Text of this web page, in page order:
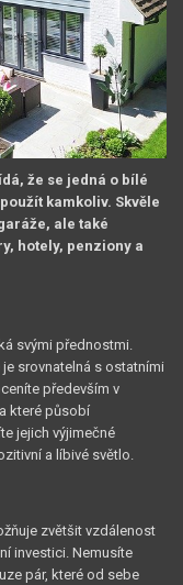
že se jedná o bílé
kamkoliv. Skvěle
ale také
hotely, penziony a
svými přednostmi.
srovnatelná s ostatními
především v
které působí
jejich výjimečné
a líbivé světlo.
zvětšit vzdálenost
investici. Nemusíte
pár, které od sebe